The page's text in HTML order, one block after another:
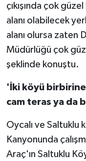
çıkışında çok
alanı olabilecek
alanı olursa zaten
Müdürlüğü çok
şeklinde konuştu.
'İki köyü
cam teras ya da
Oycalı ve Saltuklu
Kanyonunda
Araç'ın Saltuklu